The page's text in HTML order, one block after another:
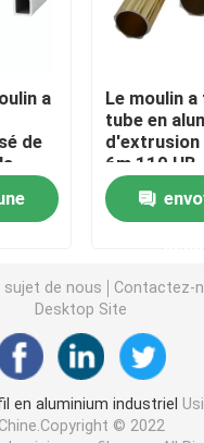
aluminium de profil
expulsée
d'extrusion
a
de
Le moulin
tube en
d'extrusion
6m 110 HB
sujet de nous
Contactez-
Desktop Site
en aluminium industriel
Chine.Copyright © 2022